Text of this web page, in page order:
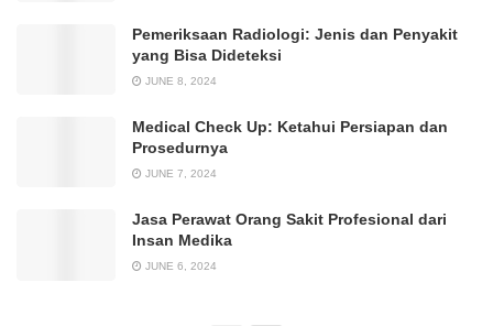
Pemeriksaan Radiologi: Jenis dan Penyakit
yang Bisa Dideteksi
JUNE 8, 2024
Medical Check Up: Ketahui Persiapan dan
Prosedurnya
JUNE 7, 2024
Jasa Perawat Orang Sakit Profesional dari
Insan Medika
JUNE 6, 2024